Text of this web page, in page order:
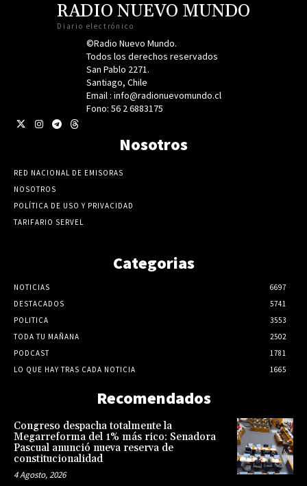
RADIO NUEVO MUNDO
Diario electrónico
©Radio Nuevo Mundo.
Todos los derechos reservados
San Pablo 2271.
Santiago, Chile
Email : info@radionuevomundo.cl
Fono: 56 2 6883175
Nosotros
RED NACIONAL DE EMISORAS
NOSOTROS
POLÍTICA DE USO Y PRIVACIDAD
TARIFARIO SERVEL
Categorias
NOTICIAS
6697
DESTACADOS
5741
POLITICA
3553
TODA TU MAÑANA
2502
PODCAST
1781
LO QUE HAY TRAS CADA NOTICIA
1665
Recomendados
Congreso despacha totalmente la
Megarreforma del 1% más rico: Senadora
Pascual anunció nueva reserva de
constitucionalidad
4 Agosto, 2026